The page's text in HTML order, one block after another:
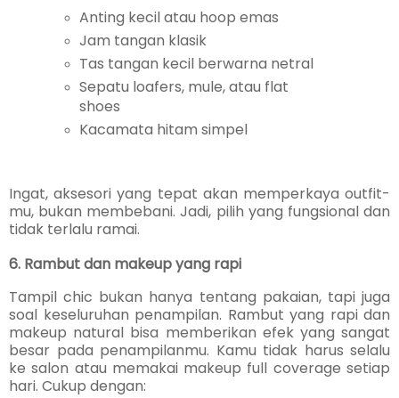
Anting kecil atau hoop emas
Jam tangan klasik
Tas tangan kecil berwarna netral
Sepatu loafers, mule, atau flat
shoes
Kacamata hitam simpel
Ingat, aksesori yang tepat akan memperkaya outfit-
mu, bukan membebani. Jadi, pilih yang fungsional dan
tidak terlalu ramai.
6. Rambut dan makeup yang rapi
Tampil chic bukan hanya tentang pakaian, tapi juga
soal keseluruhan penampilan. Rambut yang rapi dan
makeup natural bisa memberikan efek yang sangat
besar pada penampilanmu. Kamu tidak harus selalu
ke salon atau memakai makeup full coverage setiap
hari. Cukup dengan: